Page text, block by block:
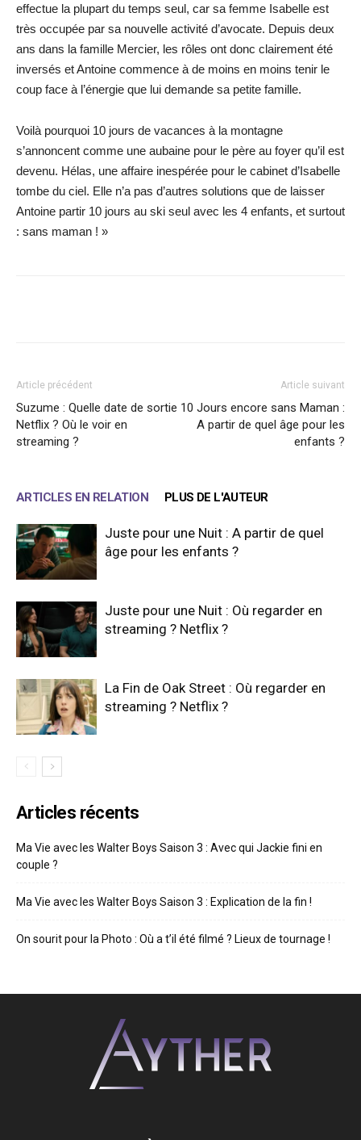
effectue la plupart du temps seul, car sa femme Isabelle est
très occupée par sa nouvelle activité d’avocate. Depuis deux
ans dans la famille Mercier, les rôles ont donc clairement été
inversés et Antoine commence à de moins en moins tenir le
coup face à l’énergie que lui demande sa petite famille.
Voilà pourquoi 10 jours de vacances à la montagne
s’annoncent comme une aubaine pour le père au foyer qu’il est
devenu. Hélas, une affaire inespérée pour le cabinet d’Isabelle
tombe du ciel. Elle n’a pas d’autres solutions que de laisser
Antoine partir 10 jours au ski seul avec les 4 enfants, et surtout
: sans maman ! »
Article précédent
Suzume : Quelle date de sortie
Netflix ? Où le voir en
streaming ?
Article suivant
10 Jours encore sans Maman :
A partir de quel âge pour les
enfants ?
ARTICLES EN RELATION PLUS DE L'AUTEUR
Juste pour une Nuit : A partir de quel
âge pour les enfants ?
Juste pour une Nuit : Où regarder en
streaming ? Netflix ?
La Fin de Oak Street : Où regarder en
streaming ? Netflix ?
Articles récents
Ma Vie avec les Walter Boys Saison 3 : Avec qui Jackie fini en
couple ?
Ma Vie avec les Walter Boys Saison 3 : Explication de la fin !
On sourit pour la Photo : Où a t’il été filmé ? Lieux de tournage !